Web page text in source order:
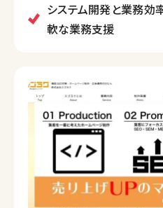
システム開発と業務効
軟な業務支援